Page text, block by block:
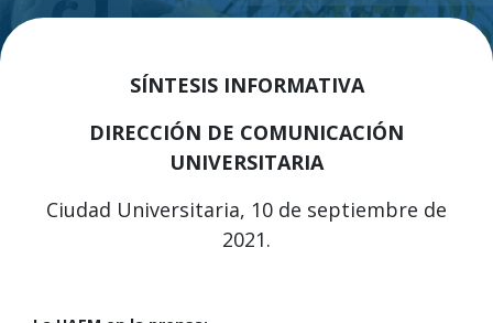
SÍNTESIS INFORMATIVA
DIRECCIÓN DE COMUNICACIÓN
UNIVERSITARIA
Ciudad Universitaria, 10 de septiembre de
2021.